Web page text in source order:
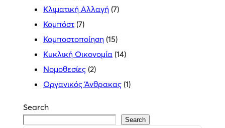
Κλιματική Αλλαγή (7)
Κομπόστ (7)
Κομποστοποίηση (15)
Κυκλική Οικονομία (14)
Νομοθεσίες (2)
Οργανικός Άνθρακας (1)
Search
Search